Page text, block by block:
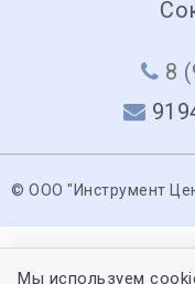
8
© ООО "Инструмент
Мы используем